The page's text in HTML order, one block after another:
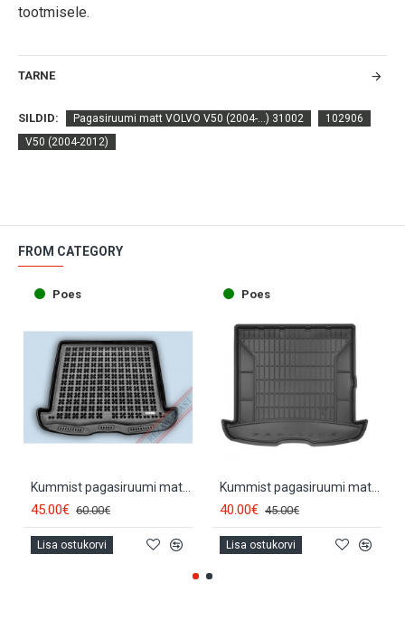
tootmisele.
TARNE
SILDID: Pagasiruumi matt VOLVO V50 (2004-...) 31002
102906
V50 (2004-2012)
FROM CATEGORY
Poes
Kummist pagasiruumi matt VOLVO V50 (2004-...) 232906
45.00€ 60.00€
Lisa ostukorvi
Poes
Kummist pagasiruumi matt VOLVO V50 (2004-2012) FROGUM
40.00€ 45.00€
Lisa ostukorvi